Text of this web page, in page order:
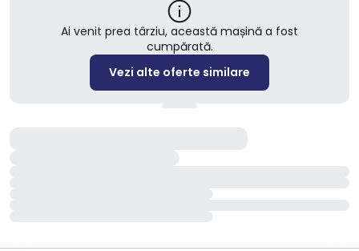
Ai venit prea târziu, această mașină a fost
cumpărată.
Vezi alte oferte similare